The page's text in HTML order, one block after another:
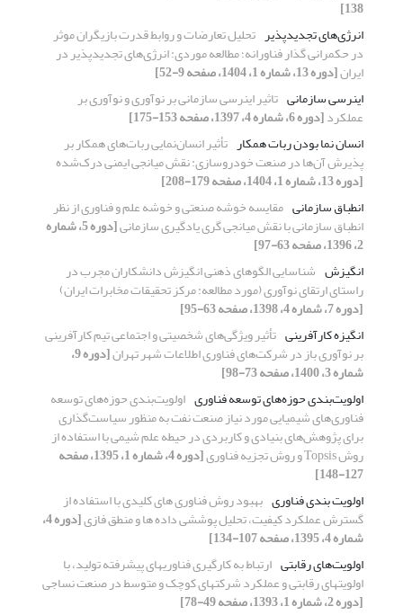
138]
انرژی‌های تجدیدپذیر تحلیل تعارضات و روابط قدرت بازیگران موثر
در حکمرانی گذار فناورانه؛ مطالعه موردی: انرژی‌های تجدیدپذیر در
ایران[دوره 13، شماره 1، 1404، صفحه 9-52]
اینرسی سازمانی تاثیر اینرسی سازمانی بر نوآوری و نوآوری بر
عملکرد[دوره 6، شماره 4، 1397، صفحه 153-175]
انسان نما بودن ربات همکار تأثیر انسان‌نمایی ربات‌های همکار بر
پذیرش آن‌ها در صنعت خودروسازی: نقش میانجی ایمنی درک‌شده
[دوره 13، شماره 1، 1404، صفحه 179-208]
انطباق سازمانی مقایسه خوشه صنعتی و خوشه علم و فناوری از نظر
انطباق سازمانی با نقش میانجی گری یادگیری سازمانی [دوره 5، شماره
2، 1396، صفحه 63-97]
انگیزش شناسایی الگوهای ذهنی انگیزش دانشکاران مجرب در
راستای ارتقای نوآوری (مورد مطالعه:‌ مرکز تحقیقات مخابرات ایران)
[دوره 7، شماره 4، 1398، صفحه 63-95]
انگیزه کارآفرینی تأثیر ویژگی‌های شخصیتی و اجتماعی تیم کارآفرینی
بر نوآوری باز در شرکت‌های فناوری اطلاعات شهر تهران [دوره 9،
شماره 3، 1400، صفحه 73-98]
اولویت‌بندی حوزه‌های توسعه فناوری اولویت‌بندی حوزه‌های توسعه
فناوری‌های شیمیایی مورد نیاز صنعت نفت به منظور سیاست‌گذاری
برای پژوهش‌های بنیادی و کاربردی در حیطه علم شیمی با استفاده از
روش Topsis و روش تجزیه فناوری [دوره 4، شماره 1، 1395، صفحه
127-148]
اولویت بندی فناوری بهبود روش فناوری های کلیدی با استفاده از
گسترش عملکرد کیفیت، تحلیل پوششی داده ها و منطق فازی [دوره 4،
شماره 4، 1395، صفحه 107-134]
اولویت‌های رقابتی ارتباط به کارگیری فناوریهای پیشرفته تولید، با
اولویتهای رقابتی و عملکرد شرکتهای کوچک و متوسط در صنعت نساجی
[دوره 2، شماره 1، 1393، صفحه 49-78]